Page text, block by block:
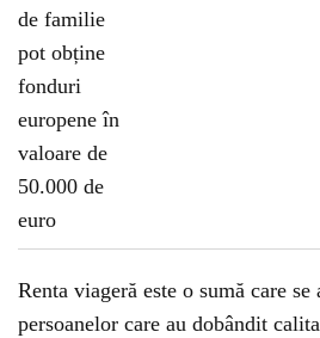
Renta viageră este o sumă care se
persoanelor care au dobândit